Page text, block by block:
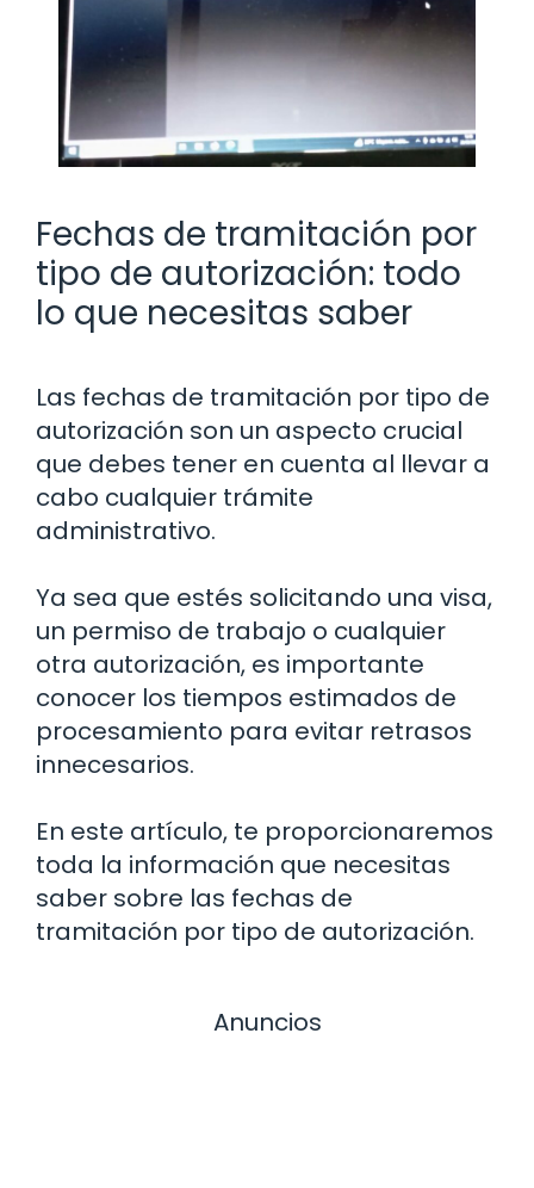
Fechas de tramitación por
tipo de autorización: todo
lo que necesitas saber
Las fechas de tramitación por tipo de
autorización son un aspecto crucial
que debes tener en cuenta al llevar a
cabo cualquier trámite
administrativo.
Ya sea que estés solicitando una visa,
un permiso de trabajo o cualquier
otra autorización, es importante
conocer los tiempos estimados de
procesamiento para evitar retrasos
innecesarios.
En este artículo, te proporcionaremos
toda la información que necesitas
saber sobre las fechas de
tramitación por tipo de autorización.
Anuncios